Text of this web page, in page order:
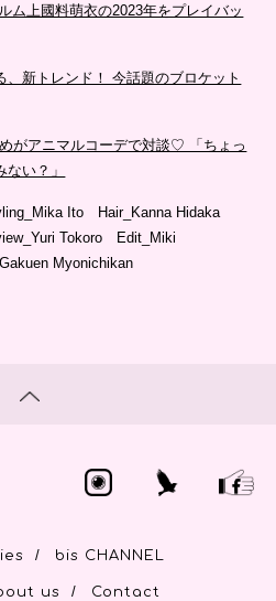
ム上國料萌衣の2023年をプレイバッ
新トレンド！ 今話題のブロケット
がアニマルコーデで対談♡ 「ちょっ
い？」
Ito Hair_Kanna Hidaka
Tokoro Edit_Miki
Myonichikan
/ bis CHANNEL
us / Contact